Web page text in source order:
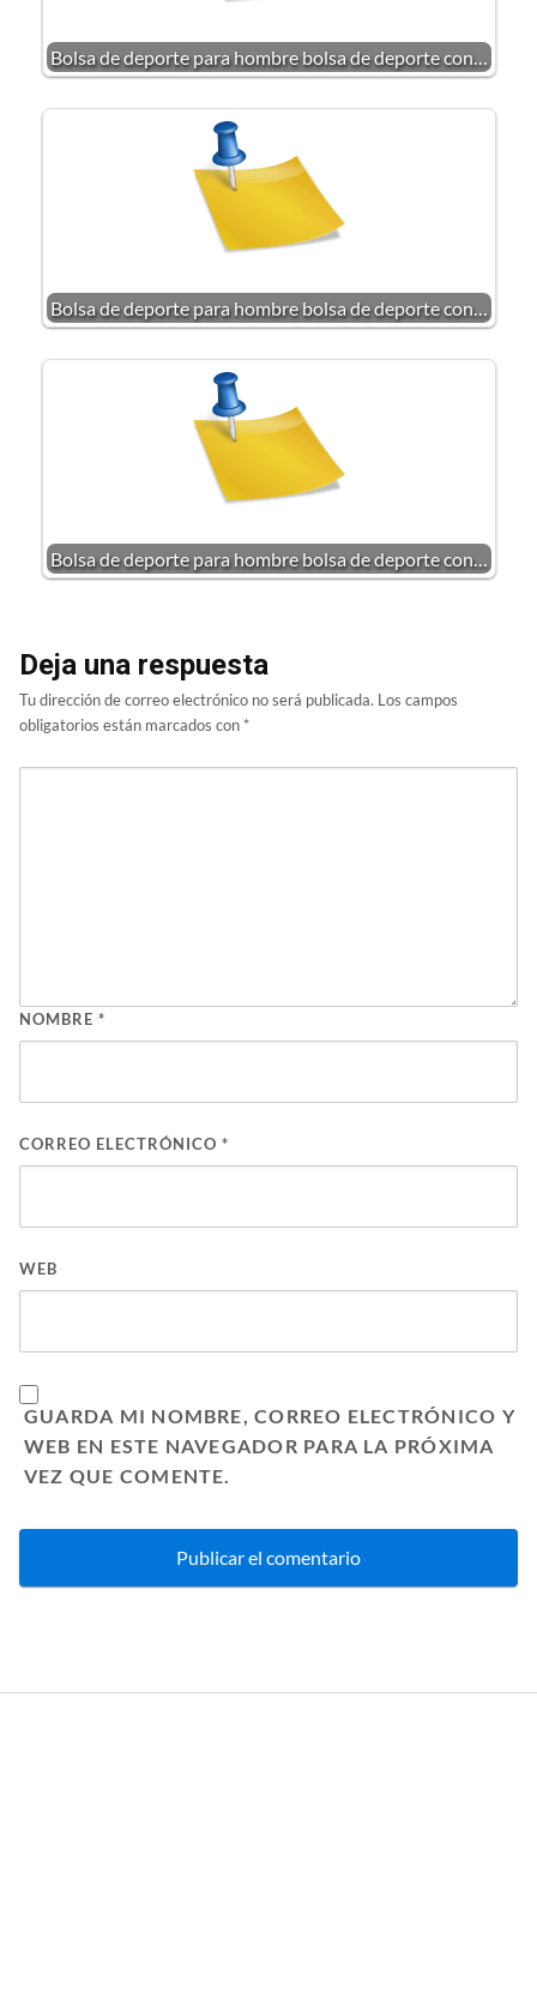
Bolsa de deporte para hombre bolsa de deporte con…
Bolsa de deporte para hombre bolsa de deporte con…
Bolsa de deporte para hombre bolsa de deporte con…
Deja una respuesta
Tu dirección de correo electrónico no será publicada. Los campos
obligatorios están marcados con *
NOMBRE *
CORREO ELECTRÓNICO *
WEB
GUARDA MI NOMBRE, CORREO ELECTRÓNICO Y
WEB EN ESTE NAVEGADOR PARA LA PRÓXIMA
VEZ QUE COMENTE.